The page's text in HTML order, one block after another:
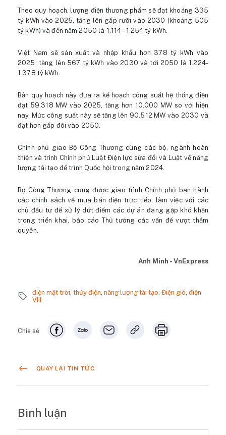
Theo quy hoạch, lượng điện thương phẩm sẽ đạt khoảng 335
tỷ kWh vào 2025, tăng lên gấp rưỡi vào 2030 (khoảng 505
tỷ kWh) và đến năm 2050 là 1.114 – 1.254 tỷ kWh.
Việt Nam sẽ sản xuất và nhập khẩu hơn 378 tỷ kWh vào
2025, tăng lên 567 tỷ kWh vào 2030 và tới 2050 là 1.224-
1.378 tỷ kWh.
Bản quy hoạch này đưa ra kế hoạch công suất hệ thống điện
đạt 59.318 MW vào 2025, tăng hơn 10.000 MW so với hiện
nay. Mức công suất này sẽ tăng lên 90.512 MW vào 2030 và
đạt hơn gấp đôi vào 2050.
Chính phủ giao Bộ Công Thương cùng các bộ, ngành hoàn
thiện và trình Chính phủ Luật Điện lực sửa đổi và Luật về năng
lượng tái tạo để trình Quốc hội trong năm 2024.
Bộ Công Thương cũng được giao trình Chính phủ ban hành
các chính sách về mua bán điện trực tiếp; làm việc với các
chủ đầu tư để xử lý dứt điểm các dự án đang gặp khó khăn
trong triển khai, báo cáo Thủ tướng các vấn đề vượt thẩm
quyền.
Anh Minh - VnExpress
điện mặt trời,thủy điện,năng lượng tái tạo,Điện gió,điện
VIII
Chia sẻ
QUAY LẠI TIN TỨC
Bình luận